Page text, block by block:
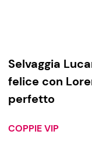
Selvaggia
felice con
perfetto
COPPIE VIP